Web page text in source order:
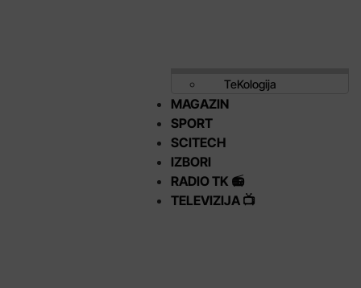
TeKologija
MAGAZIN
SPORT
SCITECH
IZBORI
RADIO TK 📻
TELEVIZIJA 📺